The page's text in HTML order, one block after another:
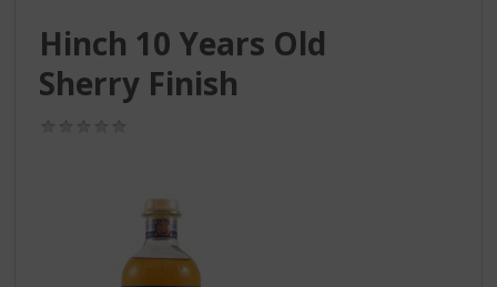
Hinch 10 Years Old
Sherry Finish